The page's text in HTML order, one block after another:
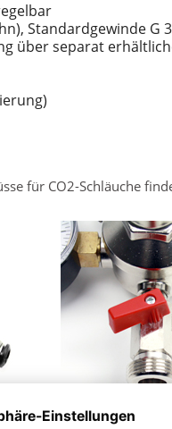
Standardgewinde G
über separat
für CO2-Schläuche